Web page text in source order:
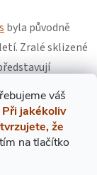
váš
Při jakékoliv
že
na tlačítko
byla původně
Zralé sklizené
Aromatická
hruškový
Williams
kapky.